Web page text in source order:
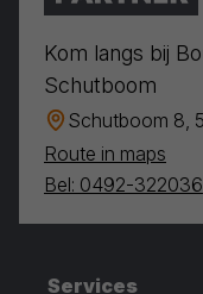
Kom langs bij
Schutboom
Schutboom 8,
Route in maps
Bel: 0492-322036
Services